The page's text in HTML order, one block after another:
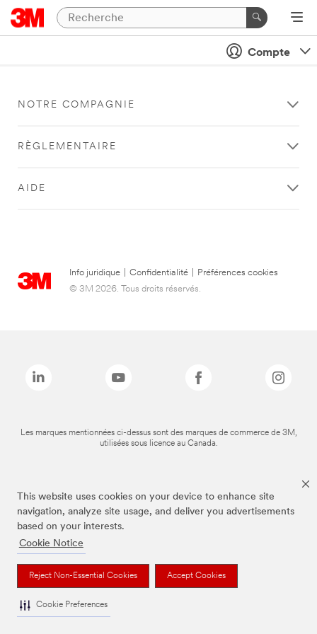
This website uses cookies on your device to enhance site
navigation, analyze site usage, and deliver you advertisements
based on your interests.
Cookie Notice
Reject Non-Essential Cookies Accept Cookies
Cookie Preferences
Compte
NOTRE COMPAGNIE
RÈGLEMENTAIRE
AIDE
Info juridique Confidentialité
Préférences cookies
© 3M 2026. Tous droits réservés.
Les marques mentionnées ci-dessus sont des marques de commerce de 3M,
utilisées sous licence au Canada.